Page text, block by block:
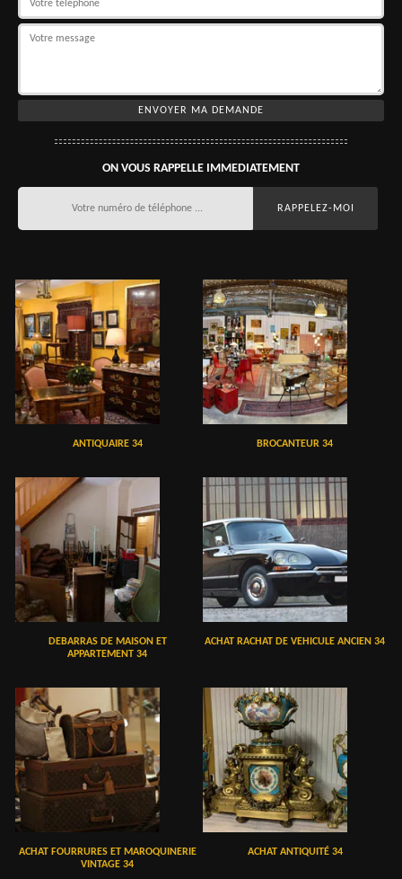
ON VOUS RAPPELLE IMMEDIATEMENT
ANTIQUAIRE 34 BROCANTEUR 34
DEBARRAS DE MAISON ET
APPARTEMENT 34
ACHAT RACHAT DE VEHICULE ANCIEN 34
ACHAT FOURRURES ET MAROQUINERIE
VINTAGE 34
ACHAT ANTIQUITÉ 34